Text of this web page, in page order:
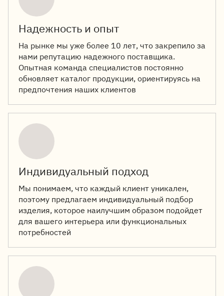
Надежность и опыт
На рынке мы уже более 10 лет, что закрепило за
нами репутацию надежного поставщика.
Опытная команда специалистов постоянно
обновляет каталог продукции, ориентируясь на
предпочтения наших клиентов
Индивидуальный подход
Мы понимаем, что каждый клиент уникален,
поэтому предлагаем индивидуальный подбор
изделия, которое наилучшим образом подойдет
для вашего интерьера или функциональных
потребностей